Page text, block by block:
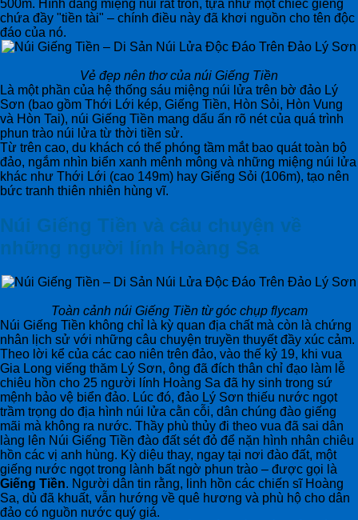
500m. Hình dáng miệng núi rất tròn, tựa như một chiếc giếng
chứa đầy "tiền tài" – chính điều này đã khơi nguồn cho tên độc
đáo của nó.
Vẻ đẹp nên thơ của núi Giếng Tiền
Là một phần của hệ thống sáu miệng núi lửa trên bờ đảo Lý
Sơn (bao gồm Thới Lới kép, Giếng Tiền, Hòn Sỏi, Hòn Vung
và Hòn Tai), núi Giếng Tiền mang dấu ấn rõ nét của quá trình
phun trào núi lửa từ thời tiền sử.
Từ trên cao, du khách có thể phóng tầm mắt bao quát toàn bộ
đảo, ngắm nhìn biển xanh mênh mông và những miệng núi lửa
khác như Thới Lới (cao 149m) hay Giếng Sỏi (106m), tạo nên
bức tranh thiên nhiên hùng vĩ.
Núi Giếng Tiền và câu chuyện về
những người lính Hoàng Sa
Toàn cảnh núi Giếng Tiền từ góc chụp flycam
Núi Giếng Tiền không chỉ là kỳ quan địa chất mà còn là chứng
nhân lịch sử với những câu chuyện truyền thuyết đầy xúc cảm.
Theo lời kể của các cao niên trên đảo, vào thế kỷ 19, khi vua
Gia Long viếng thăm Lý Sơn, ông đã đích thân chỉ đạo làm lễ
chiêu hồn cho 25 người lính Hoàng Sa đã hy sinh trong sứ
mệnh bảo vệ biển đảo. Lúc đó, đảo Lý Sơn thiếu nước ngọt
trầm trọng do địa hình núi lửa cằn cỗi, dân chúng đào giếng
mãi mà không ra nước. Thầy phù thủy đi theo vua đã sai dân
làng lên Núi Giếng Tiền đào đất sét đỏ để nặn hình nhân chiêu
hồn các vị anh hùng. Kỳ diệu thay, ngay tại nơi đào đất, một
giếng nước ngọt trong lành bất ngờ phun trào – được gọi là
Giếng Tiền. Người dân tin rằng, linh hồn các chiến sĩ Hoàng
Sa, dù đã khuất, vẫn hướng về quê hương và phù hộ cho dân
đảo có nguồn nước quý giá.